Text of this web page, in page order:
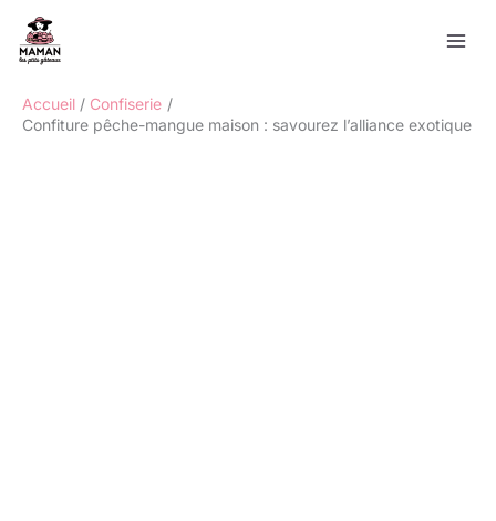
contenu
Accueil
Confiserie
Confiture pêche-mangue maison : savourez l’alliance exotique
Rechercher